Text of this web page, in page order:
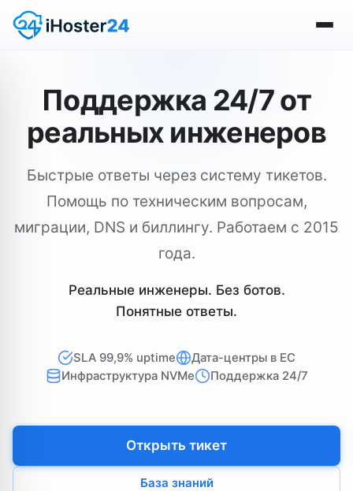
Поддержка 24/7 от
реальных инженеров
Быстрые ответы через систему тикетов.
Помощь по техническим вопросам,
миграции, DNS и биллингу. Работаем с 2015
года.
Реальные инженеры. Без ботов.
Понятные ответы.
SLA 99,9% uptime
Дата-центры в ЕС
Инфраструктура NVMe
Поддержка 24/7
Открыть тикет
База знаний